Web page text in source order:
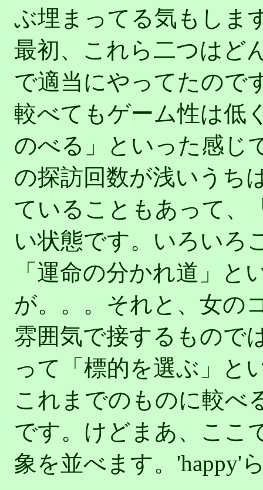
ぶ埋まってる気もしま
最初、これら二つはど
で適当にやってたので
較べてもゲーム性は低
のべる」といった感じ
の探訪回数が浅いうち
ていることもあって、
い状態です。いろいろ
「運命の分かれ道」
が。。。それと、女の
雰囲気で接するもので
って「標的を選ぶ」と
これまでのものに較べ
です。けどまあ、ここ
象を並べます。'happy'